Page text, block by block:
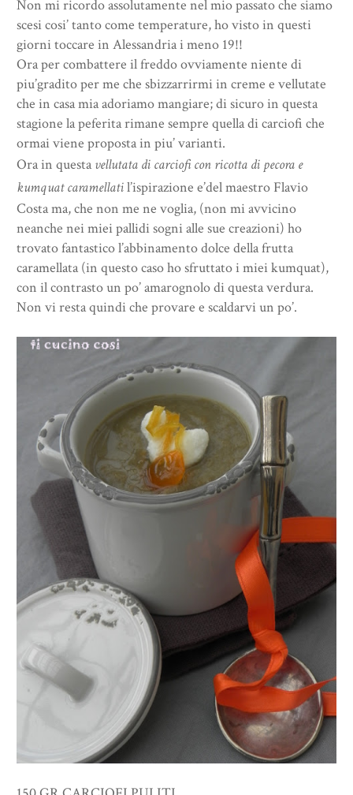
Non mi ricordo assolutamente nel mio passato che siamo
scesi cosi’ tanto come temperature, ho visto in questi
giorni toccare in Alessandria i meno 19!!
Ora per combattere il freddo ovviamente niente di
piu’gradito per me che sbizzarrirmi in creme e vellutate
che in casa mia adoriamo mangiare; di sicuro in questa
stagione la peferita rimane sempre quella di carciofi che
ormai viene proposta in piu’ varianti.
Ora in questavellutata di carciofi con ricotta di pecora e
kumquat caramellatil’ispirazione e’del maestro Flavio
Costa ma, che non me ne voglia, (non mi avvicino
neanche nei miei pallidi sogni alle sue creazioni) ho
trovato fantastico l’abbinamento dolce della frutta
caramellata (in questo caso ho sfruttato i miei kumquat),
con il contrasto un po’ amarognolo di questa verdura.
Non vi resta quindi che provare e scaldarvi un po’.